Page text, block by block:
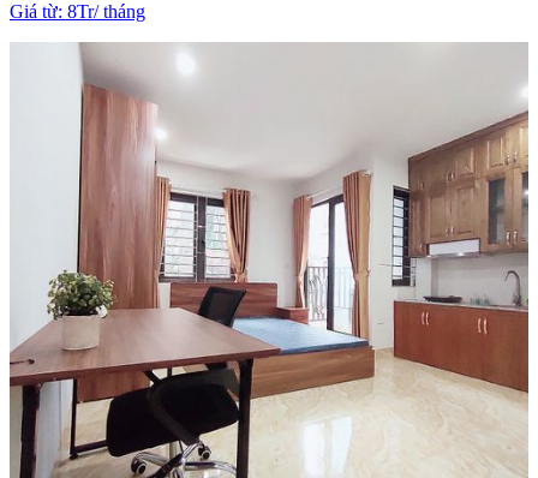
Giá từ: 8Tr/tháng